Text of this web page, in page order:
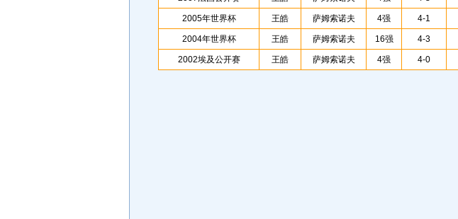
2005年世界杯 王皓 萨姆索诺夫 4强 4-1
2004年世界杯 王皓 萨姆索诺夫 16强 4-3
2002埃及公开赛 王皓 萨姆索诺夫 4强 4-0